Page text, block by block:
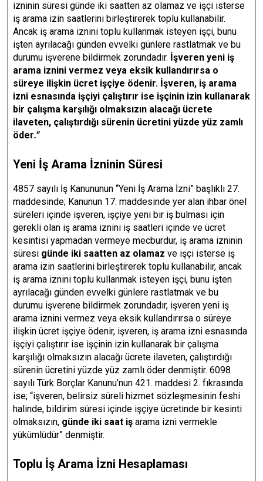
izninin süresi günde iki saatten az olamaz ve işçi isterse
iş arama izin saatlerini birleştirerek toplu kullanabilir.
Ancak iş arama iznini toplu kullanmak isteyen işçi, bunu
işten ayrılacağı günden evvelki günlere rastlatmak ve bu
durumu işverene bildirmek zorundadır. İşveren yeni iş
arama iznini vermez veya eksik kullandırırsa o
süreye ilişkin ücret işçiye ödenir. İşveren, iş arama
izni esnasında işçiyi çalıştırır ise işçinin izin kullanarak
bir çalışma karşılığı olmaksızın alacağı ücrete
ilaveten, çalıştırdığı sürenin ücretini yüzde yüz zamlı
öder.”
Yeni İş Arama İzninin Süresi
4857 sayılı İş Kanununun “Yeni İş Arama İzni” başlıklı 27.
maddesinde; Kanunun 17. maddesinde yer alan ihbar önel
süreleri içinde işveren, işçiye yeni bir iş bulması için
gerekli olan iş arama iznini iş saatleri içinde ve ücret
kesintisi yapmadan vermeye mecburdur, iş arama izninin
süresi günde iki saatten az olamaz ve işçi isterse iş
arama izin saatlerini birleştirerek toplu kullanabilir, ancak
iş arama iznini toplu kullanmak isteyen işçi, bunu işten
ayrılacağı günden evvelki günlere rastlatmak ve bu
durumu işverene bildirmek zorundadır, işveren yeni iş
arama iznini vermez veya eksik kullandırırsa o süreye
ilişkin ücret işçiye ödenir, işveren, iş arama izni esnasında
işçiyi çalıştırır ise işçinin izin kullanarak bir çalışma
karşılığı olmaksızın alacağı ücrete ilaveten, çalıştırdığı
sürenin ücretini yüzde yüz zamlı öder denmiştir. 6098
sayılı Türk Borçlar Kanunu’nun 421. maddesi 2. fıkrasında
ise; “işveren, belirsiz süreli hizmet sözleşmesinin feshi
halinde, bildirim süresi içinde işçiye ücretinde bir kesinti
olmaksızın, günde iki saat iş arama izni vermekle
yükümlüdür” denmiştir.
Toplu İş Arama İzni Hesaplaması